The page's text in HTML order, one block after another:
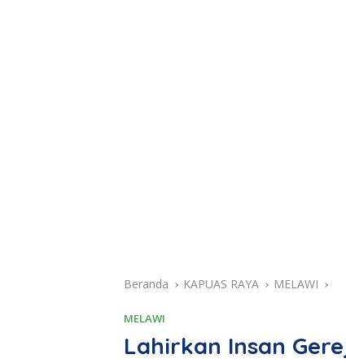
Beranda KAPUAS RAYA MELAWI
MELAWI
Lahirkan Insan